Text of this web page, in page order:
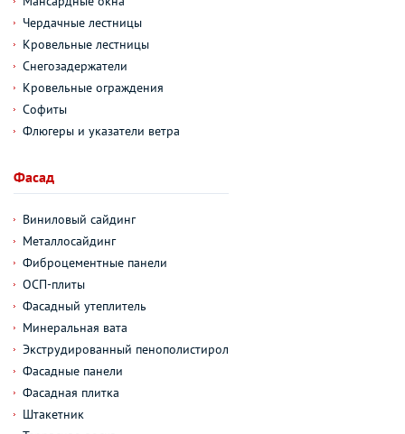
Чердачные лестницы
Кровельные лестницы
Снегозадержатели
Кровельные ограждения
Софиты
Флюгеры и указатели ветра
Фасад
Виниловый сайдинг
Металлосайдинг
Фиброцементные панели
ОСП-плиты
Фасадный утеплитель
Минеральная вата
Экструдированный пенополистирол
Фасадные панели
Фасадная плитка
Штакетник